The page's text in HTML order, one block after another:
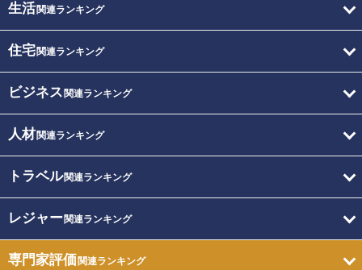
生活関連ランキング
住宅関連ランキング
ビジネス 関連ランキング
人材関連ランキング
トラベル関連ランキング
レジャー関連ランキング
専門家評価関連ランキング